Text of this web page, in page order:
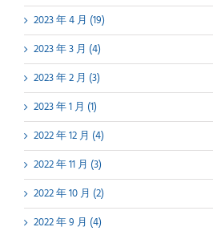
2023 年 4 月 (19)
2023 年 3 月 (4)
2023 年 2 月 (3)
2023 年 1 月 (1)
2022 年 12 月 (4)
2022 年 11 月 (3)
2022 年 10 月 (2)
2022 年 9 月 (4)